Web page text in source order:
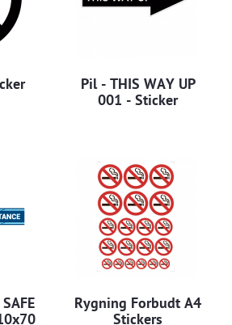
Pil - THIS WAY UP
001 - Sticker
Rygning Forbudt A4
Stickers